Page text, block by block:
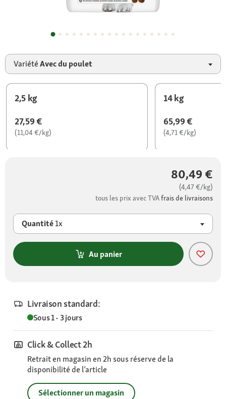
VariétéAvec du poulet
2,5 kg
27,59 €
(11,04 €/kg)
14 kg
65,99 €
(4,71 €/kg)
80,49 €
(4,47 €/kg)
tous les prix avec TVAfrais de livraisons
Quantité1x
Au panier
Livraison standard:
Sous 1 - 3 jours
Click & Collect 2h
Retrait en magasin en 2h sous réserve de la
disponibilité de l’article
Sélectionner un magasin